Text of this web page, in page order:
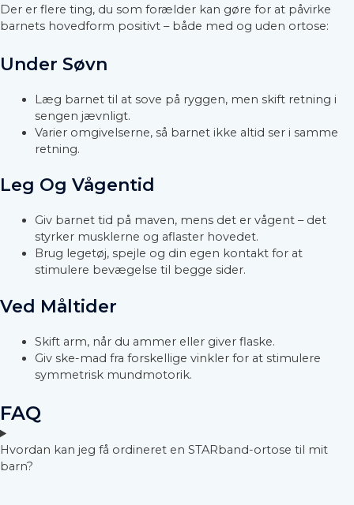
Der er flere ting, du som forælder kan gøre for at påvirke
barnets hovedform positivt – både med og uden ortose:
Under Søvn
Læg barnet til at sove på ryggen, men skift retning i
sengen jævnligt.
Varier omgivelserne, så barnet ikke altid ser i samme
retning.
Leg Og Vågentid
Giv barnet tid på maven, mens det er vågent – det
styrker musklerne og aflaster hovedet.
Brug legetøj, spejle og din egen kontakt for at
stimulere bevægelse til begge sider.
Ved Måltider
Skift arm, når du ammer eller giver flaske.
Giv ske-mad fra forskellige vinkler for at stimulere
symmetrisk mundmotorik.
FAQ
Hvordan kan jeg få ordineret en STARband-ortose til mit
barn?